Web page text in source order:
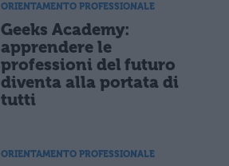
ORIENTAMENTO PROFESSIONALE
Geeks Academy:
apprendere le
professioni del futuro
diventa alla portata di
tutti
ORIENTAMENTO PROFESSIONALE